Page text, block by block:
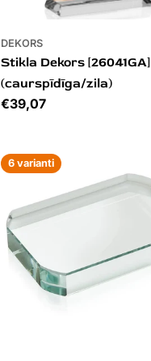
DEKORS
Stikla Dekors [26041GA]
(caurspīdīga/zila)
Cena
€39,07
6 varianti